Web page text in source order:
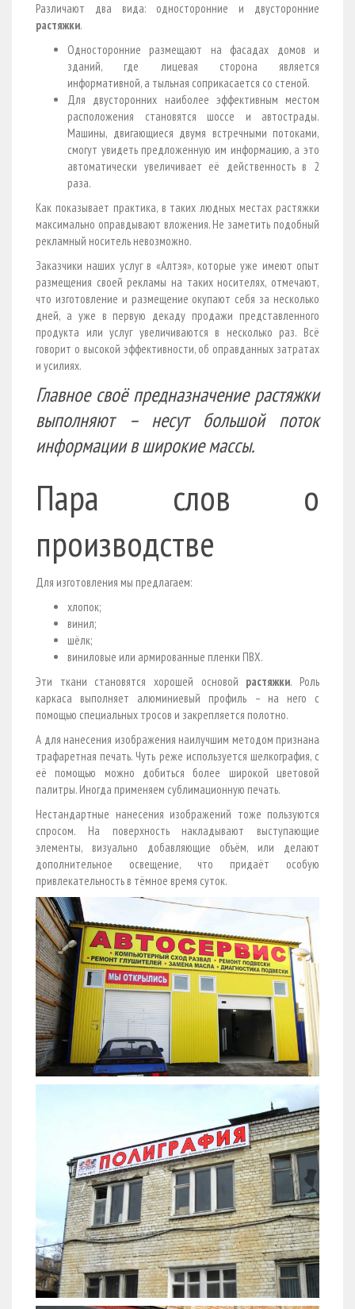
Различают два вида: односторонние и двусторонние
растяжки.
Односторонние размещают на фасадах домов и
зданий, где лицевая сторона является
информативной, а тыльная соприкасается со стеной.
Для двусторонних наиболее эффективным местом
расположения становятся шоссе и автострады.
Машины, двигающиеся двумя встречными потоками,
смогут увидеть предложенную им информацию, а это
автоматически увеличивает её действенность в 2
раза.
Как показывает практика, в таких людных местах растяжки
максимально оправдывают вложения. Не заметить подобный
рекламный носитель невозможно.
Заказчики наших услуг в «Алтэя», которые уже имеют опыт
размещения своей рекламы на таких носителях, отмечают,
что изготовление и размещение окупают себя за несколько
дней, а уже в первую декаду продажи представленного
продукта или услуг увеличиваются в несколько раз. Всё
говорит о высокой эффективности, об оправданных затратах
и усилиях.
Главное своё предназначение растяжки
выполняют – несут большой поток
информации в широкие массы.
Пара слов о
производстве
Для изготовления мы предлагаем:
хлопок;
винил;
шёлк;
виниловые или армированные пленки ПВХ.
Эти ткани становятся хорошей основой растяжки. Роль
каркаса выполняет алюминиевый профиль – на него с
помощью специальных тросов и закрепляется полотно.
А для нанесения изображения наилучшим методом признана
трафаретная печать. Чуть реже используется шелкография, с
её помощью можно добиться более широкой цветовой
палитры. Иногда применяем сублимационную печать.
Нестандартные нанесения изображений тоже пользуются
спросом. На поверхность накладывают выступающие
элементы, визуально добавляющие объём, или делают
дополнительное освещение, что придаёт особую
привлекательность в тёмное время суток.